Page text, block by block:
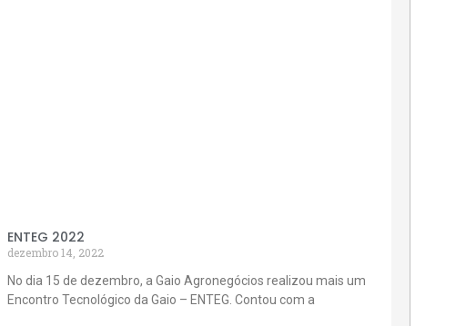
ENTEG 2022
dezembro 14, 2022
No dia 15 de dezembro, a Gaio Agronegócios realizou mais um
Encontro Tecnológico da Gaio – ENTEG. Contou com a